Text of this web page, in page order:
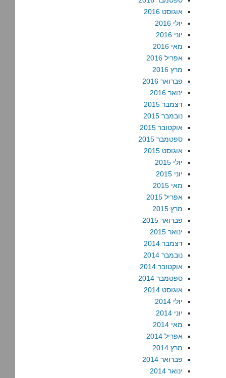
אוגוסט 2016
יולי 2016
יוני 2016
מאי 2016
אפריל 2016
מרץ 2016
פברואר 2016
ינואר 2016
דצמבר 2015
נובמבר 2015
אוקטובר 2015
ספטמבר 2015
אוגוסט 2015
יולי 2015
יוני 2015
מאי 2015
אפריל 2015
מרץ 2015
פברואר 2015
ינואר 2015
דצמבר 2014
נובמבר 2014
אוקטובר 2014
ספטמבר 2014
אוגוסט 2014
יולי 2014
יוני 2014
מאי 2014
אפריל 2014
מרץ 2014
פברואר 2014
ינואר 2014